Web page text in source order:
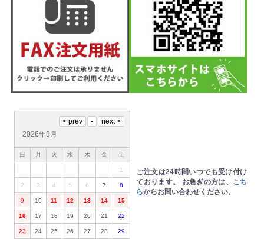
2026年8月
日 月 火 水 木 金 土
1
2 3 4 5 6 7 8
9 10 11 12 13 14 15
16 17 18 19 20 21 22
23 24 25 26 27 28 29
ご注文は24時間いつでも受け付け
ております。 お急ぎの方は、 こち
らからお問い合わせください。